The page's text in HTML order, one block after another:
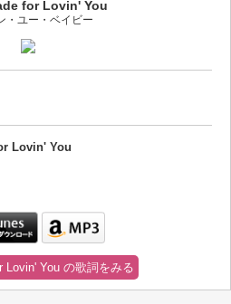
for Lovin' You
・ユー・ベイビー
Lovin' You
Lovin' You の歌詞をみる